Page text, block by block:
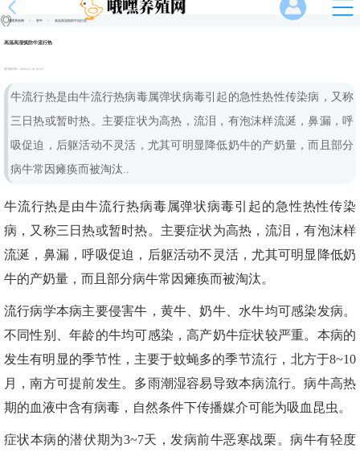
哦嘿养殖网 > 养牛 > 高温高湿慎防牛流行热
高温高湿慎防牛流行热
发布时间： 2026-01-10 10:53
牛流行热是由牛流行热病毒属弹状病毒引起的急性热性传染病，又称
三日热或暂时热。主要症状为高热，流泪，有泡沫样流涎，鼻漏，呼
吸促迫，后躯活动不灵活，尤其可明显降低奶牛的产奶量，而且部分
病牛常因瘫痪而被淘汰..
牛流行热是由牛流行热病毒属弹状病毒引起的急性热性传染
病，又称三日热或暂时热。主要症状为高热，流泪，有泡沫样
流涎，鼻漏，呼吸促迫，后躯活动不灵活，尤其可明显降低奶
牛的产奶量，而且部分病牛常因瘫痪而被淘汰。
流行病学本病主要侵害牛，黄牛、奶牛、水牛均可感染发病。
不同性别、年龄的牛均可感染，高产奶牛症状较严重。本病的
发生有明显的季节性，主要于蚊蝇多的季节流行，北方于8~10
月，南方可提前发生。多雨潮湿容易导致本病流行。病牛高热
期的血液中含有病毒，自然条件下传播媒介可能为吸血昆虫。
症状本病的潜伏期为3~7天，发病前牛恶寒战栗。病牛有轻度